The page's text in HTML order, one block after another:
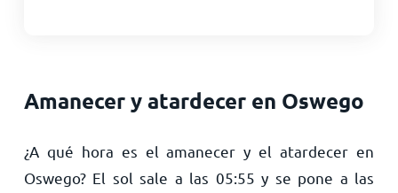
Amanecer y atardecer en Oswego
¿A qué hora es el amanecer y el atardecer en
Oswego? El sol sale a las 05:55 y se pone a las